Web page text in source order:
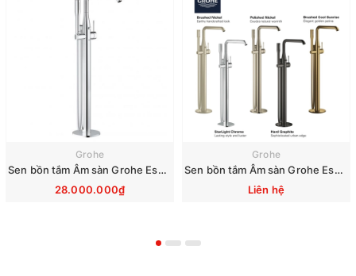
Grohe
Sen bồn tắm Âm sàn Grohe Essence 23491001
28.000.000₫
Grohe
Sen bồn tắm Âm sàn Grohe Essence 23491
Liên hệ